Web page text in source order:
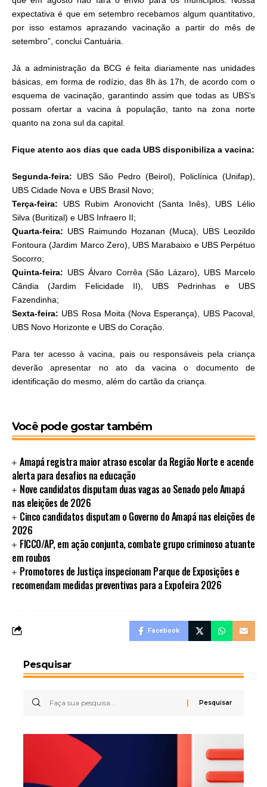
expectativa é que em setembro recebamos algum quantitativo,
por isso estamos aprazando vacinação a partir do mês de
setembro”, conclui Cantuária.
Já a administração da BCG é feita diariamente nas unidades
básicas, em forma de rodízio, das 8h às 17h, de acordo com o
esquema de vacinação, garantindo assim que todas as UBS’s
possam ofertar a vacina à população, tanto na zona norte
quanto na zona sul da capital.
Fique atento aos dias que cada UBS disponibiliza a vacina:
Segunda-feira: UBS São Pedro (Beirol), Policlínica (Unifap),
UBS Cidade Nova e UBS Brasil Novo;
Terça-feira: UBS Rubim Aronovicht (Santa Inês), UBS Lélio
Silva (Buritizal) e UBS Infraero II;
Quarta-feira: UBS Raimundo Hozanan (Muca), UBS Leozildo
Fontoura (Jardim Marco Zero), UBS Marabaixo e UBS Perpétuo
Socorro;
Quinta-feira: UBS Álvaro Corrêa (São Lázaro), UBS Marcelo
Cândia (Jardim Felicidade II), UBS Pedrinhas e UBS
Fazendinha;
Sexta-feira: UBS Rosa Moita (Nova Esperança), UBS Pacoval,
UBS Novo Horizonte e UBS do Coração.
Para ter acesso à vacina, pais ou responsáveis pela criança
deverão apresentar no ato da vacina o documento de
identificação do mesmo, além do cartão da criança.
Você pode gostar também
Amapá registra maior atraso escolar da Região Norte e acende
alerta para desafios na educação
Nove candidatos disputam duas vagas ao Senado pelo Amapá
nas eleições de 2026
Cinco candidatos disputam o Governo do Amapá nas eleições de
2026
FICCO/AP, em ação conjunta, combate grupo criminoso atuante
em roubos
Promotores de Justiça inspecionam Parque de Exposições e
recomendam medidas preventivas para a Expofeira 2026
Facebook
Pesquisar